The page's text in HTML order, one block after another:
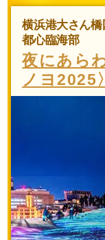
横浜港大さん
都心臨海部
夜にあら
ノヨ2025〉